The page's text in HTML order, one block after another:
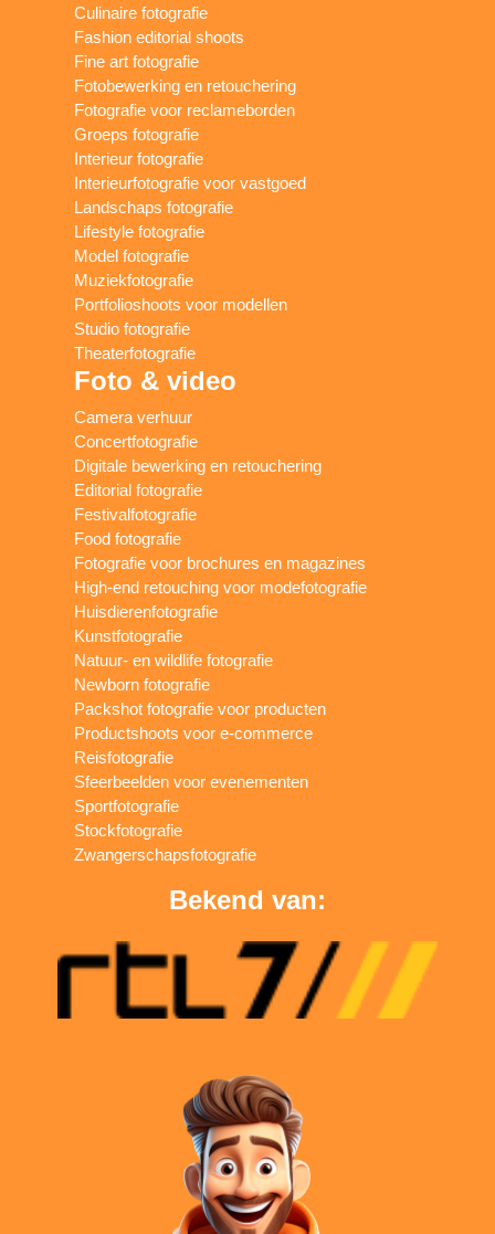
Culinaire fotografie
Fashion editorial shoots
Fine art fotografie
Fotobewerking en retouchering
Fotografie voor reclameborden
Groeps fotografie
Interieur fotografie
Interieurfotografie voor vastgoed
Landschaps fotografie
Lifestyle fotografie
Model fotografie
Muziekfotografie
Portfolioshoots voor modellen
Studio fotografie
Theaterfotografie
Foto & video
Camera verhuur
Concertfotografie
Digitale bewerking en retouchering
Editorial fotografie
Festivalfotografie
Food fotografie
Fotografie voor brochures en magazines
High-end retouching voor modefotografie
Huisdierenfotografie
Kunstfotografie
Natuur- en wildlife fotografie
Newborn fotografie
Packshot fotografie voor producten
Productshoots voor e-commerce
Reisfotografie
Sfeerbeelden voor evenementen
Sportfotografie
Stockfotografie
Zwangerschapsfotografie
Bekend van: